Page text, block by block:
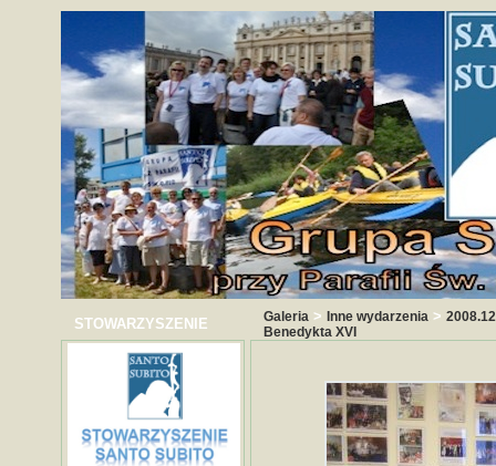
STOWARZYSZENIE Galeria > Inne wydarzenia >
Benedykta XVI